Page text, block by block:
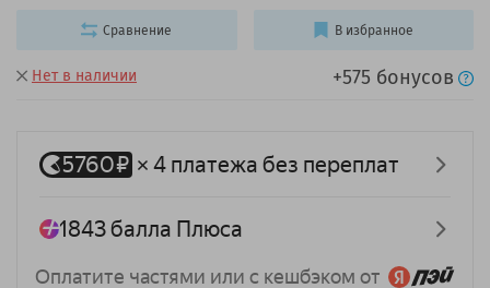
Нет в наличии +575 бонусов
Сравнение В избранное